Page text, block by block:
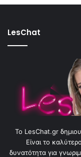
LesChat
To LesChat.gr
Είναι το
δυνατότητα για